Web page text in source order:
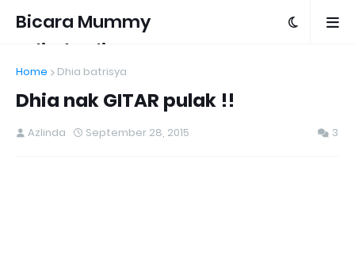
Bicara Mummy
Azlinda Alin
Home Dhia batrisya
Dhia nak GITAR pulak !!
Azlinda September 28, 2015 3